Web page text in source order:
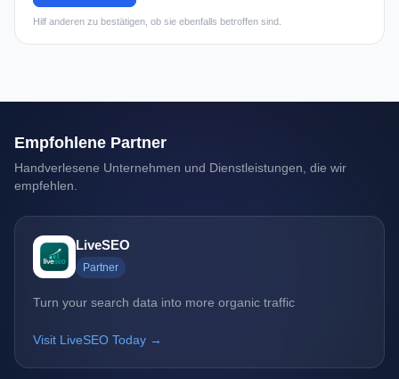
Hilf anderen zu bestätigen, ob sie ebenfalls betroffen sind.
Empfohlene Partner
Handverlesene Unternehmen und Dienstleistungen, die wir
empfehlen.
LiveSEO
Partner
Turn your search data into more organic traffic
Visit LiveSEO Today →